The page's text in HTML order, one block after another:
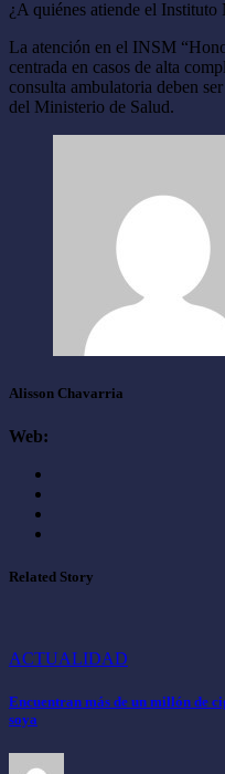
¿A quiénes atiende el
La atención en el INSM
centrada en casos de alta
consulta ambulatoria deben
del Ministerio de Salud.
Alisson Chavarria
Web:
Related Story
ACTUALIDAD
Encuentran más de un millón de
soya